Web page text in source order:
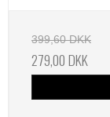
399,60 DKK
279,00 DKK